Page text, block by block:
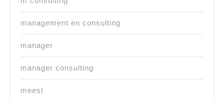
management en consulting
manager
manager consulting
meest